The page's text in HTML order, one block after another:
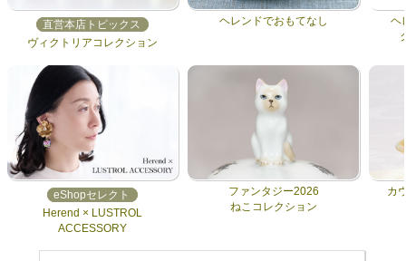
直営本店トピックス
ヴィクトリアコレクション
eShopセレクト
Herend × LUSTROL
ACCESSORY
ヘレンドでおもてなし
ファンタジー2026
ねこコレクション
ヘ
カ